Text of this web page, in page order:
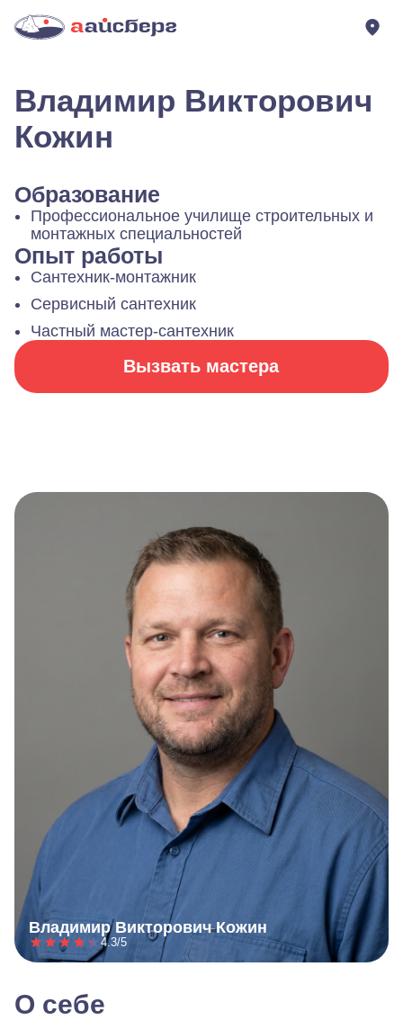
Владимир Викторович
Кожин
Образование
Профессиональное училище строительных и
монтажных специальностей
Опыт работы
Сантехник-монтажник
Сервисный сантехник
Частный мастер-сантехник
Вызвать мастера
О себе
Владимир Викторович Кожин
4.3/5